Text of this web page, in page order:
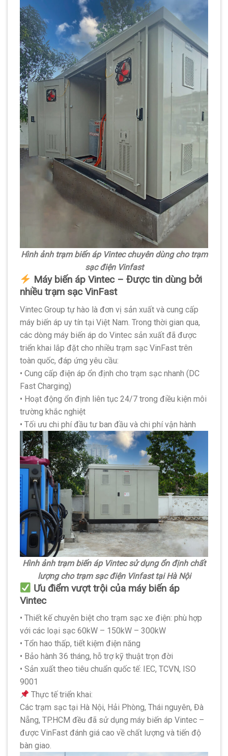
Hình ảnh trạm biến áp Vintec chuyên dùng cho trạm
sạc điện Vinfast
Máy biến áp Vintec – Được tin dùng bởi
nhiều trạm sạc VinFast
Vintec Group tự hào là đơn vị sản xuất và cung cấp
máy biến áp uy tín tại Việt Nam. Trong thời gian qua,
các dòng máy biến áp do Vintec sản xuất đã được
triển khai lắp đặt cho nhiều trạm sạc VinFast trên
toàn quốc, đáp ứng yêu cầu:
• Cung cấp điện áp ổn định cho trạm sạc nhanh (DC
Fast Charging)
• Hoạt động ổn định liên tục 24/7 trong điều kiện môi
trường khắc nghiệt
• Tối ưu chi phí đầu tư ban đầu và chi phí vận hành
Hình ảnh trạm biến áp Vintec sử dụng ổn định chất
lượng cho trạm sạc điện Vinfast tại Hà Nội
Ưu điểm vượt trội của máy biến áp
Vintec
• Thiết kế chuyên biệt cho trạm sạc xe điện: phù hợp
với các loại sạc 60kW – 150kW – 300kW
• Tổn hao thấp, tiết kiệm điện năng
• Bảo hành 36 tháng, hỗ trợ kỹ thuật trọn đời
• Sản xuất theo tiêu chuẩn quốc tế: IEC, TCVN, ISO
9001
Thực tế triển khai:
Các trạm sạc tại Hà Nội, Hải Phòng, Thái nguyên, Đà
Nẵng, TP.HCM đều đã sử dụng máy biến áp Vintec –
được VinFast đánh giá cao về chất lượng và tiến độ
bàn giao.